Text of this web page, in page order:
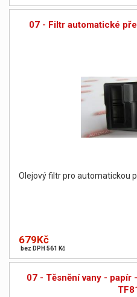
07 - Filtr automatické
Olejový filtr pro automatickou
679Kč
bez DPH 561 Kč
07 - Těsnění vany - papír